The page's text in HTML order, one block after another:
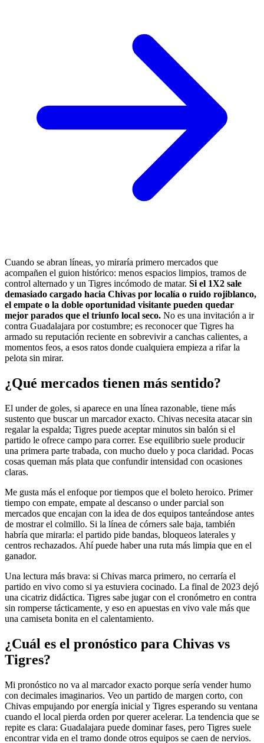
Cuando se abran líneas, yo miraría primero mercados que
acompañen el guion histórico: menos espacios limpios, tramos de
control alternado y un Tigres incómodo de matar. Si el 1X2 sale
demasiado cargado hacia Chivas por localía o ruido rojiblanco,
el empate o la doble oportunidad visitante pueden quedar
mejor parados que el triunfo local seco. No es una invitación a ir
contra Guadalajara por costumbre; es reconocer que Tigres ha
armado su reputación reciente en sobrevivir a canchas calientes, a
momentos feos, a esos ratos donde cualquiera empieza a rifar la
pelota sin mirar.
¿Qué mercados tienen más sentido?
El under de goles, si aparece en una línea razonable, tiene más
sustento que buscar un marcador exacto. Chivas necesita atacar sin
regalar la espalda; Tigres puede aceptar minutos sin balón si el
partido le ofrece campo para correr. Ese equilibrio suele producir
una primera parte trabada, con mucho duelo y poca claridad. Pocas
cosas queman más plata que confundir intensidad con ocasiones
claras.
Me gusta más el enfoque por tiempos que el boleto heroico. Primer
tiempo con empate, empate al descanso o under parcial son
mercados que encajan con la idea de dos equipos tanteándose antes
de mostrar el colmillo. Si la línea de córners sale baja, también
habría que mirarla: el partido pide bandas, bloqueos laterales y
centros rechazados. Ahí puede haber una ruta más limpia que en el
ganador.
Una lectura más brava: si Chivas marca primero, no cerraría el
partido en vivo como si ya estuviera cocinado. La final de 2023 dejó
una cicatriz didáctica. Tigres sabe jugar con el cronómetro en contra
sin romperse tácticamente, y eso en apuestas en vivo vale más que
una camiseta bonita en el calentamiento.
¿Cuál es el pronóstico para Chivas vs
Tigres?
Mi pronóstico no va al marcador exacto porque sería vender humo
con decimales imaginarios. Veo un partido de margen corto, con
Chivas empujando por energía inicial y Tigres esperando su ventana
cuando el local pierda orden por querer acelerar. La tendencia que se
repite es clara: Guadalajara puede dominar fases, pero Tigres suele
encontrar vida en el tramo donde otros equipos se caen de nervios.